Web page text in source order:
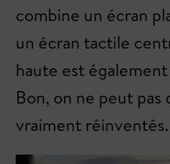
combine un écran
un écran tactile
haute est
Bon, on ne peut
vraiment réinventés.